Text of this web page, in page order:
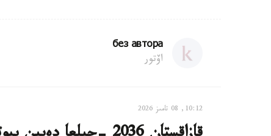
без автора
اۆتور
10:12, 08 تامىز 2026